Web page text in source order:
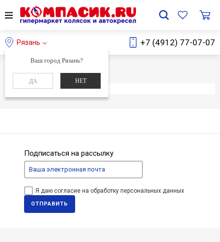
Рязань
Ваш город Рязань?
ДА НЕТ
+7 (4912) 77-07-07
Главная Каталог
Элемент не найден
Подписаться на рассылку
Я даю согласие на обработку персональных данных
ОТПРАВИТЬ